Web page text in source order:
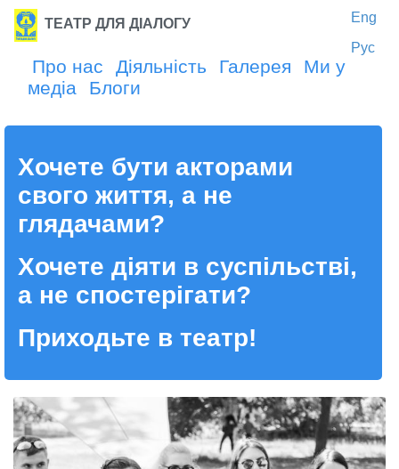
ТЕАТР ДЛЯ ДІАЛОГУ
Eng
Рус
Про нас Діяльність Галерея
Ми у
медіа
Блоги
Хочете бути акторами
свого життя, а не
глядачами?
Хочете діяти в суспільстві,
а не спостерігати?
Приходьте в театр!